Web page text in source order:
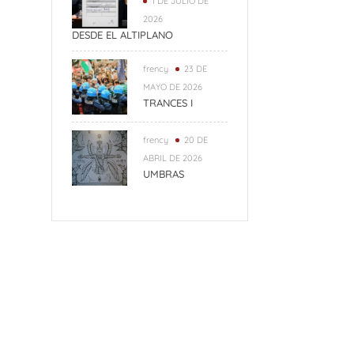
2026
DESDE EL ALTIPLANO
frency
23 DE
MAYO DE 2026
TRANCES I
frency
20 DE
ABRIL DE 2026
UMBRAS